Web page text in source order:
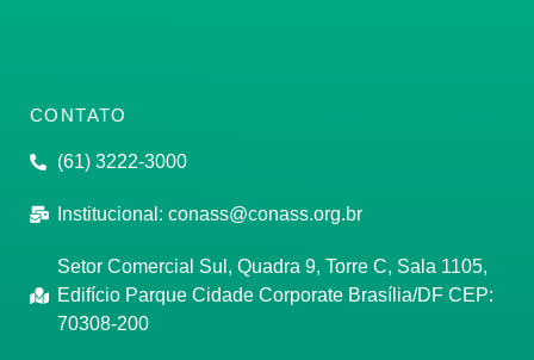
CONTATO
(61) 3222-3000
Institucional: conass@conass.org.br
Setor Comercial Sul, Quadra 9, Torre C, Sala 1105,
Edifício Parque Cidade Corporate Brasília/DF CEP:
70308-200